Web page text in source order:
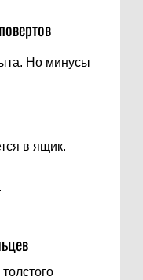
Но минусы
в ящик.